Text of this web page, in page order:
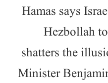
Hamas says
Hezbollah
shatters the
Minister